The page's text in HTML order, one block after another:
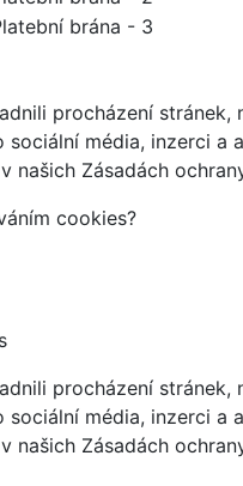
procházení
média, inzerci a
našich Zásadách
cookies?
procházení
média, inzerci a
našich Zásadách